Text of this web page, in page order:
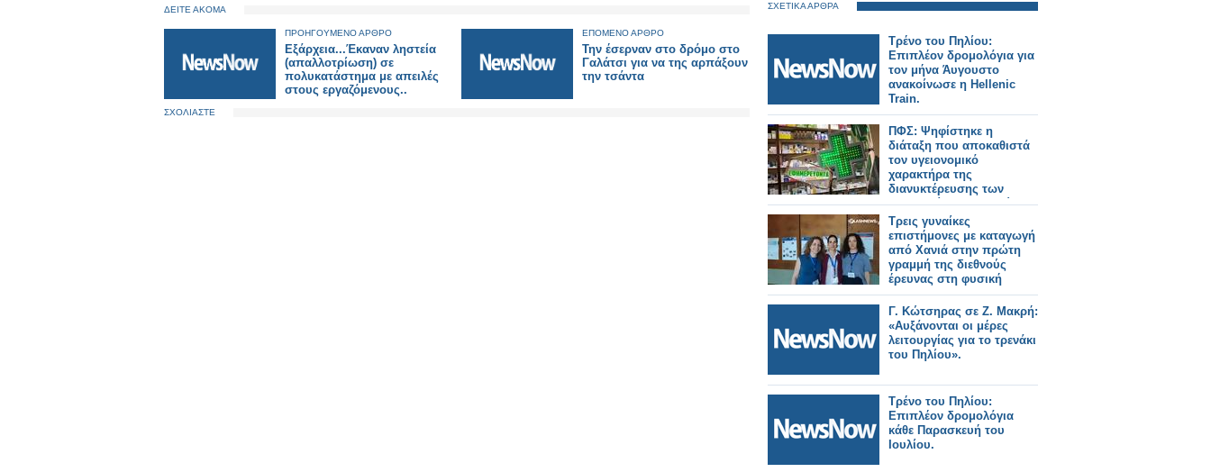
ΔΕΙΤΕ ΑΚΟΜΑ
ΠΡΟΗΓΟΥΜΕΝΟ ΑΡΘΡΟ
Εξάρχεια...Έκαναν ληστεία
(απαλλοτρίωση) σε
πολυκατάστημα με απειλές
στους εργαζόμενους..
ΕΠΟΜΕΝΟ ΑΡΘΡΟ
Την έσερναν στο δρόμο στο
Γαλάτσι για να της αρπάξουν
την τσάντα
ΣΧΟΛΙΑΣΤΕ
ΣΧΕΤΙΚΑ ΑΡΘΡΑ
Τρένο του Πηλίου:
Επιπλέον δρομολόγια για
τον μήνα Άυγουστο
ανακοίνωσε η Hellenic
Train.
ΠΦΣ: Ψηφίστηκε η
διάταξη που αποκαθιστά
τον υγειονομικό
χαρακτήρα της
διανυκτέρευσης των
φαρμακείων οριοθετώντας
με σαφήνεια τις
υποχρεώσεις τους κατά
τη διάρκειά της
Τρεις γυναίκες
επιστήμονες με καταγωγή
από Χανιά στην πρώτη
γραμμή της διεθνούς
έρευνας στη φυσική
Γ. Κώτσηρας σε Ζ. Μακρή:
«Αυξάνονται oι μέρες
λειτουργίας για το τρενάκι
του Πηλίου».
Τρένο του Πηλίου:
Επιπλέον δρομολόγια
κάθε Παρασκευή του
Ιουλίου.